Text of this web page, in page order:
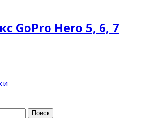
GoPro Hero 5, 6, 7
Поиск